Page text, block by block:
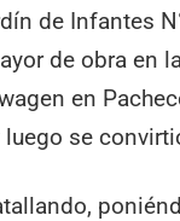
de Infantes
de obra en
en
se